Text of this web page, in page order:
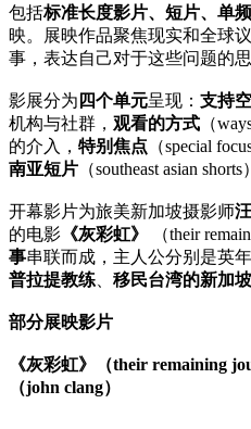
包括标准长度影片、短片、单
映。展映作品聚焦现实和全球
事，表达自己对于这些问题的思
影展分为 四个单元呈现： 支持
机构与社群， 观看的方式 （
的介入， 特别焦点 （special
南亚短片 （southeast asian
开幕影片为旅美新加坡摄影师
的电影 《灰彩虹》 （their
事串联而成，主人公分别是英
普拉提教练
移民台湾的新加
部分展映影片
《灰彩虹》（their remaining
（john clang）